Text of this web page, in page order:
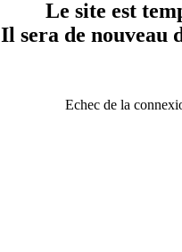
Le site est
Il sera de nouveau
Echec de la